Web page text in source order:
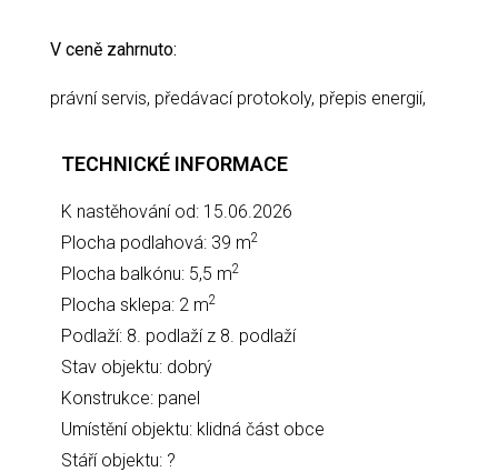
V ceně zahrnuto:
právní servis, předávací protokoly, přepis energií,
TECHNICKÉ INFORMACE
K nastěhování od: 15.06.2026
Plocha podlahová: 39 m2
Plocha balkónu: 5,5 m2
Plocha sklepa: 2 m2
Podlaží: 8. podlaží z 8. podlaží
Stav objektu: dobrý
Konstrukce: panel
Umístění objektu: klidná část obce
Stáří objektu: ?